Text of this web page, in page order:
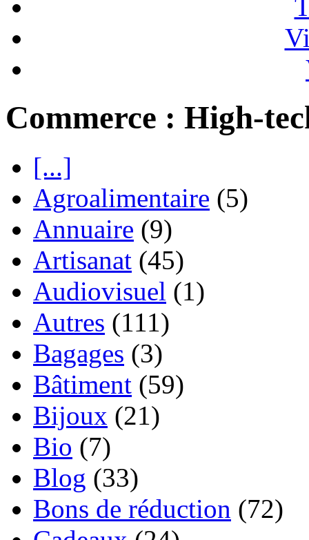
Commerce : High-
[...]
Agroalimentaire (5)
Annuaire (9)
Artisanat (45)
Audiovisuel (1)
Autres (111)
Bagages (3)
Bâtiment (59)
Bijoux (21)
Bio (7)
Blog (33)
Bons de réduction (72)